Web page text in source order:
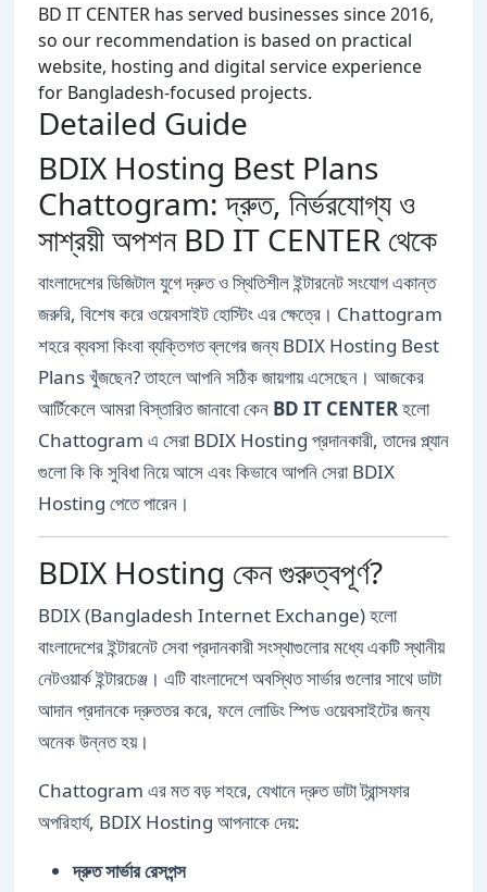
BD IT CENTER has served businesses since 2016,
so our recommendation is based on practical
website, hosting and digital service experience
for Bangladesh-focused projects.
Detailed Guide
BDIX Hosting Best Plans
Chattogram: দ্রুত, নির্ভরযোগ্য ও
সাশ্রয়ী অপশন BD IT CENTER থেকে
বাংলাদেশের ডিজিটাল যুগে দ্রুত ও স্থিতিশীল ইন্টারনেট সংযোগ একান্ত
জরুরি, বিশেষ করে ওয়েবসাইট হোস্টিং এর ক্ষেত্রে। Chattogram
শহরে ব্যবসা কিংবা ব্যক্তিগত ব্লগের জন্য BDIX Hosting Best
Plans খুঁজছেন? তাহলে আপনি সঠিক জায়গায় এসেছেন। আজকের
আর্টিকেলে আমরা বিস্তারিত জানাবো কেন BD IT CENTERহলো
Chattogram এ সেরা BDIX Hosting প্রদানকারী, তাদের প্ল্যান
গুলো কি কি সুবিধা নিয়ে আসে এবং কিভাবে আপনি সেরা BDIX
Hosting পেতে পারেন।
BDIX Hosting কেন গুরুত্বপূর্ণ?
BDIX (Bangladesh Internet Exchange) হলো
বাংলাদেশের ইন্টারনেট সেবা প্রদানকারী সংস্থাগুলোর মধ্যে একটি স্থানীয়
নেটওয়ার্ক ইন্টারচেঞ্জ। এটি বাংলাদেশে অবস্থিত সার্ভার গুলোর সাথে ডাটা
আদান প্রদানকে দ্রুততর করে, ফলে লোডিং স্পিড ওয়েবসাইটের জন্য
অনেক উন্নত হয়।
Chattogram এর মত বড় শহরে, যেখানে দ্রুত ডাটা ট্রান্সফার
অপরিহার্য, BDIX Hosting আপনাকে দেয়:
দ্রুত সার্ভার রেসপন্স